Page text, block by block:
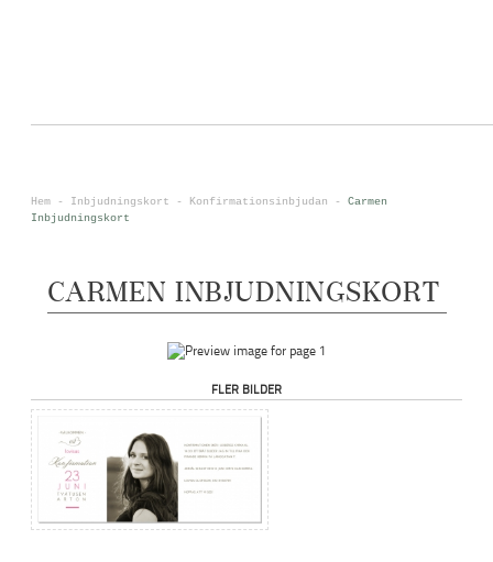
Hem - Inbjudningskort - Konfirmationsinbjudan - Carmen
Inbjudningskort
CARMEN INBJUDNINGSKORT
FLER BILDER